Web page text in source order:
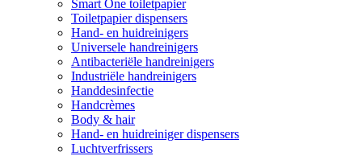
Smart One toiletpapier
Toiletpapier dispensers
Hand- en huidreinigers
Universele handreinigers
Antibacteriële handreinigers
Industriële handreinigers
Handdesinfectie
Handcrèmes
Body & hair
Hand- en huidreiniger dispensers
Luchtverfrissers